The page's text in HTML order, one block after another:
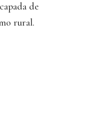
de
rural.